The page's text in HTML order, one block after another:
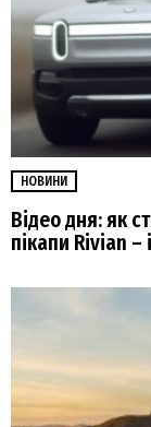
НОВИНИ
Відео дня: як
пікапи Rivian –